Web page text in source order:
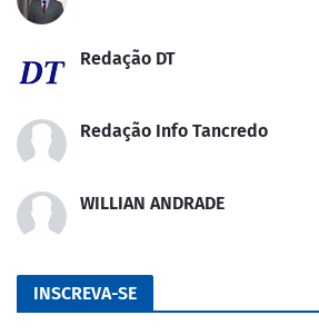
Redação DT
Redação Info Tancredo
WILLIAN ANDRADE
INSCREVA-SE